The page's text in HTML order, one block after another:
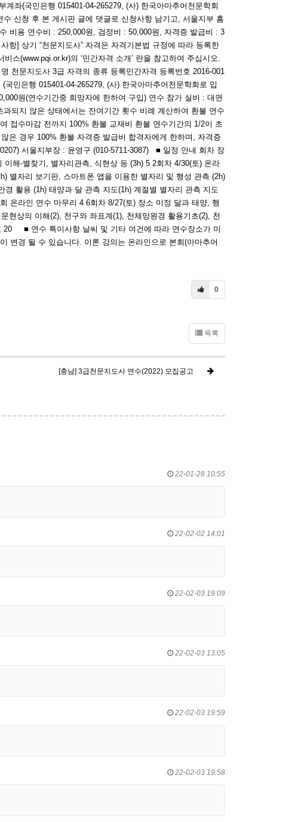
좌(국민은행 015401-04-265279, (사) 한국아마추어천문학회
신청 후 본 게시판 글에 댓글로 신청사항 남기고, 서울지부 홈
비용 연수비 : 250,000원, 검정비 : 50,000원, 자격증 발급비 : 3
] 상기 “천문지도사” 자격은 자격기본법 규정에 따라 등록한
(www.pqi.or.kr)의 ‘민간자격 소개’ 란을 참고하여 주십시오.
천문지도사 3급 자격의 종류 등록민간자격 등록번호 2016-001
민은행 015401-04-265279, (사) 한국아마추어천문학회로 입
원(연수기간중 희망자에 한하여 구입) 연수 참가 실비 : 대면
되지 않은 상태에서는 잔여기간 횟수 비례 계산하여 환불 연수
접수마감 전까지 100% 환불 교재비 환불 연수기간의 1/2이 초
은 경우 100% 환불 자격증 발급비 합격자에게 한하며, 자격증
서울지부장 : 윤영구 (010-5711-3087) ■ 일정 안내 회차 장
해-별찾기, 별자리관측, 식현상 등 (3h) 5 2회차 4/30(토) 온라
별자리 보기판, 스마트폰 앱을 이용한 별자리 및 행성 관측 (2h)
활용 (1h) 태양과 달 관측 지도(1h) 계절별 별자리 관측 지도
온라인 연수 마무리 4 6회차 8/27(토) 장소 미정 달과 태양, 행
현상의 이해(2), 천구와 좌표계(1), 천체망원경 활용기초(2), 천
20 ■ 연수 특이사항 날씨 및 기타 여건에 따라 연수장소가 미
변경 될 수 있습니다. 이론 강의는 온라인으로 본회(아마추어
0
목록
[충남] 3급천문지도사 연수(2022) 모집공고
22-01-28 10:55
22-02-02 14:01
22-02-03 19:09
22-02-03 13:05
22-02-03 19:59
22-02-03 19:58